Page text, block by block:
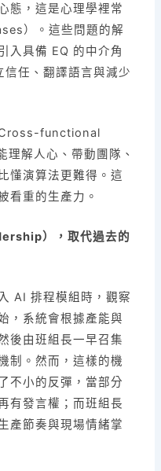
態，這是心理學裡常
）。這些問題的解
入具備 EQ 的中介角
任、翻譯語言與減少
Cross-functional
解人心、帶動團隊、
懂演算法更難得。這
看重的生產力。
），取代過去的
AI 排程模組時，觀察
，系統會根據產能與
後由班組長一早召集
制。然而，這樣的機
不小的反彈，當部分
有發言權；而班組長
產節奏與現場情緒掌